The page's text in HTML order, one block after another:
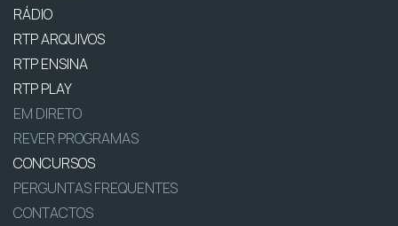
RÁDIO
RTP ARQUIVOS
RTP ENSINA
RTP PLAY
EM DIRETO
REVER PROGRAMAS
CONCURSOS
PERGUNTAS FREQUENTES
CONTACTOS